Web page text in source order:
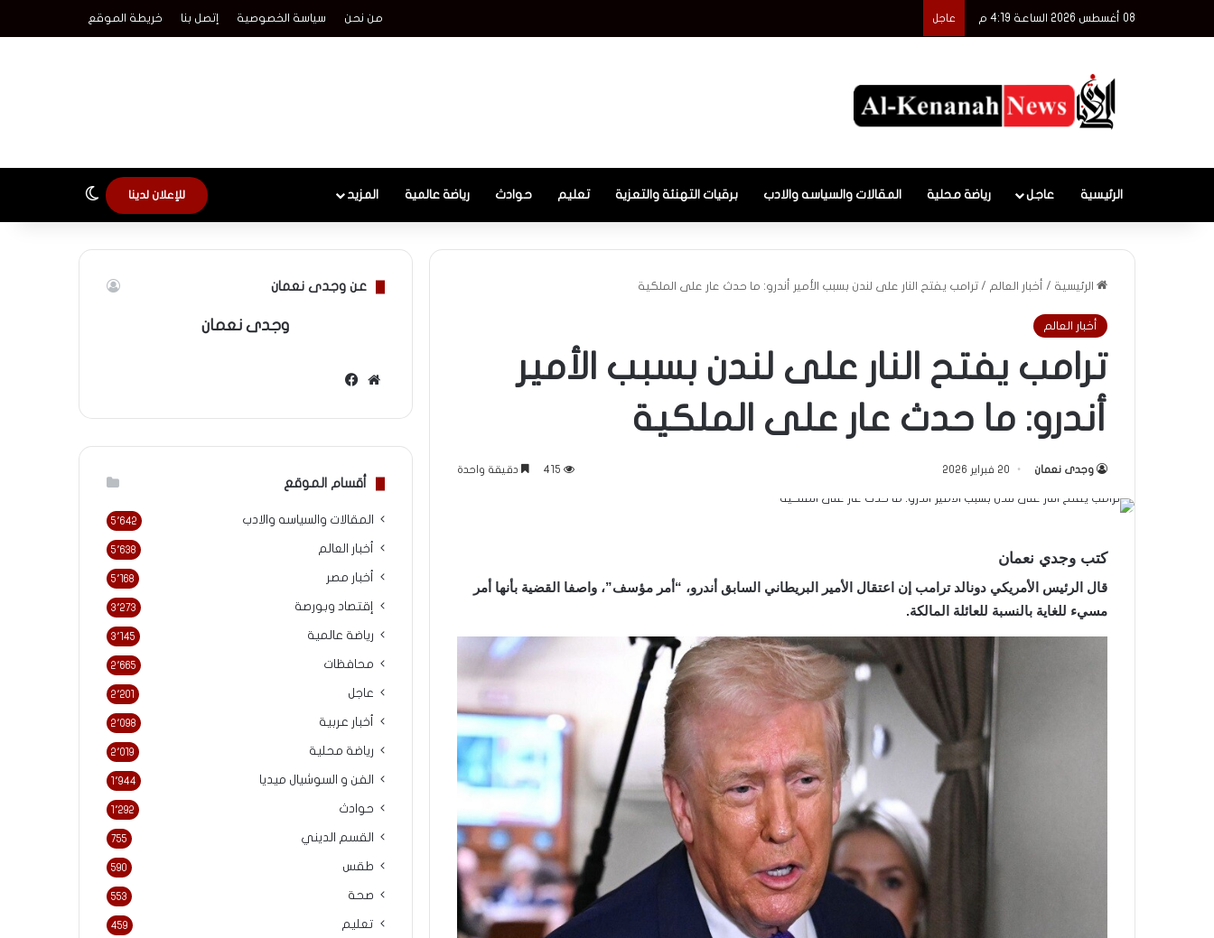
08 أغسطس 2026 الساعة 4:19 م عاجل من نحن سياسة الخصوصية إتصل بنا خريطة الموقع
الرئيسية عاجل رياضة محلية المقالات والسياسه والادب برقيات التهنئة والتعزية تعليم حوادث رياضة عالمية المزيد للإعلان لدينا الوضع المظلم
الرئيسية / أخبار العالم / ترامب يفتح النار على لندن بسبب الأمير أندرو: ما حدث عار على الملكية
أخبار العالم
ترامب يفتح النار على لندن بسبب الأمير
أندرو: ما حدث عار على الملكية
وجدى نعمان 20 فبراير 2026 415 دقيقة واحدة
كتب وجدي نعمان
قال الرئيس الأمريكي دونالد ترامب إن اعتقال الأمير البريطاني السابق أندرو، “أمر مؤسف”، واصفا القضية بأنها أمر
مسيء للغاية بالنسبة للعائلة المالكة.
عن وجدى نعمان
وجدى نعمان
موقع
أقسام الموقع
المقالات والسياسه والادب 5٬642
أخبار العالم 5٬638
أخبار مصر 5٬168
إقتصاد وبورصة 3٬273
رياضة عالمية 3٬145
محافظات 2٬665
عاجل 2٬201
أخبار عربية 2٬098
رياضة محلية 2٬019
الفن و السوشيال ميديا 1٬944
حوادث 1٬292
القسم الديني 755
طقس 590
صحة 553
تعليم 459